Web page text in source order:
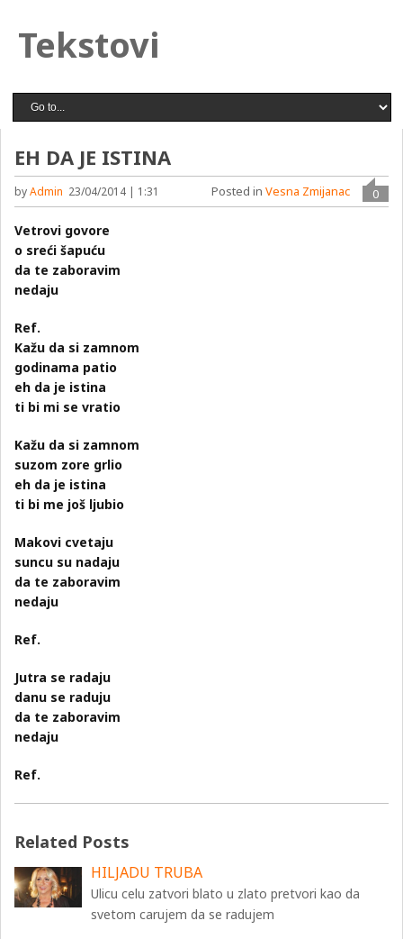
Tekstovi
EH DA JE ISTINA
byAdmin 23/04/2014 | 1:31 0
Posted in Vesna Zmijanac
Vetrovi govore
o sreći šapuću
da te zaboravim
nedaju
Ref.
Kažu da si zamnom
godinama patio
eh da je istina
ti bi mi se vratio
Kažu da si zamnom
suzom zore grlio
eh da je istina
ti bi me još ljubio
Makovi cvetaju
suncu su nadaju
da te zaboravim
nedaju
Ref.
Jutra se radaju
danu se raduju
da te zaboravim
nedaju
Ref.
Related Posts
HILJADU TRUBA
Ulicu celu zatvori blato u zlato pretvori kao da
svetom carujem da se radujem